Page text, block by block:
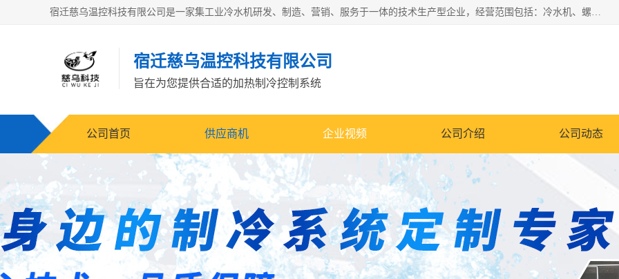
宿迁慈乌温控科技有限公司是一家集工业冷水机研发、制造、营销、服务于一体的技术生产型企业，经营范围包括：冷水机、螺杆式冷水机组、工业冷水机、水冷式冷水机、风冷式冷水机组、风冷螺杆式冷冻机组、冷冻机、注塑专用冷水机、混泥土专用冷水机、低温防爆冷水机组等。专业温控设备供应商 模温机/冷水机/导热油炉定制服务等
宿迁慈乌温控科技有限公司
旨在为您提供合适的加热制冷控制系统
公司首页 供应商机 企业视频 公司介绍 公司动态